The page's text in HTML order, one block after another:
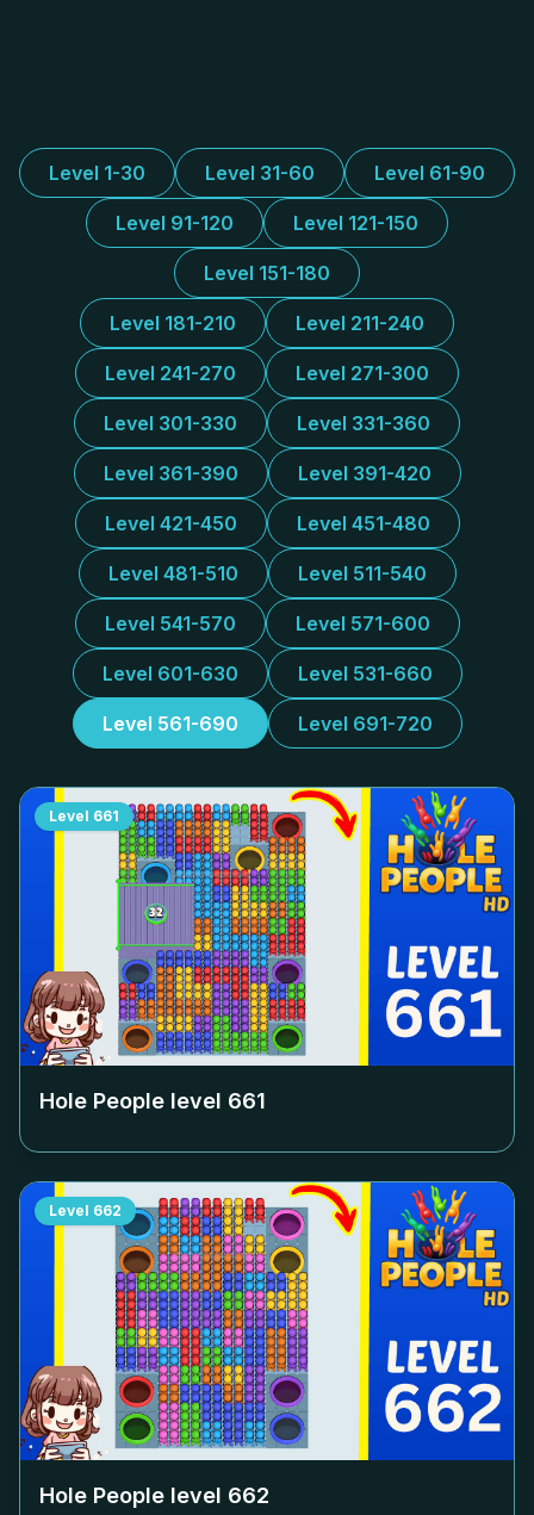
Level 1-30 Level 31-60 Level 61-90
Level 91-120 Level 121-150
Level 151-180
Level 181-210 Level 211-240
Level 241-270 Level 271-300
Level 301-330 Level 331-360
Level 361-390 Level 391-420
Level 421-450 Level 451-480
Level 481-510 Level 511-540
Level 541-570 Level 571-600
Level 601-630 Level 531-660
Level 561-690 Level 691-720
Level 661
Hole People level 661
Level 662
Hole People level 662